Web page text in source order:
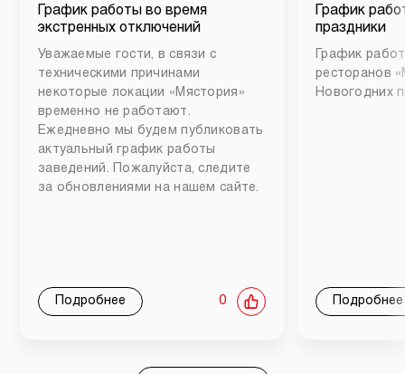
График работы во время
экстренных отключений
Уважаемые гости, в связи с
техническими причинами
некоторые локации «Мястория»
временно не работают.
Ежедневно мы будем публиковать
актуальный график работы
заведений. Пожалуйста, следите
за обновлениями на нашем сайте.
Подробнее 0
График
праздники
График
ресторанов
Новогодних
Подробнее